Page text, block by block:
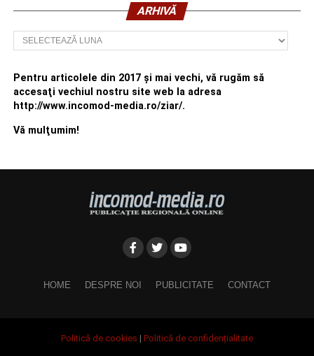
ARHIVĂ
Arhivă
Pentru articolele din 2017 şi mai vechi, vă rugăm să
accesaţi vechiul nostru site web la adresa
http://www.incomod-media.ro/ziar/.
Vă mulţumim!
HOME DESPRE NOI PUBLICITATE CONTACT
Politică de cookies | Politică de confidențialitate